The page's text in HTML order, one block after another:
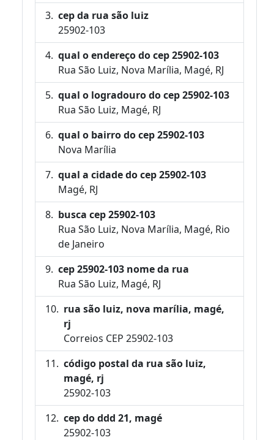
cep da rua são luiz
25902-103
qual o endereço do cep 25902-103
Rua São Luiz, Nova Marília, Magé, RJ
qual o logradouro do cep 25902-103
Rua São Luiz, Magé, RJ
qual o bairro do cep 25902-103
Nova Marília
qual a cidade do cep 25902-103
Magé, RJ
busca cep 25902-103
Rua São Luiz, Nova Marília, Magé, Rio
de Janeiro
cep 25902-103 nome da rua
Rua São Luiz, Magé, RJ
rua são luiz, nova marília, magé,
rj
Correios CEP 25902-103
código postal da rua são luiz,
magé, rj
25902-103
cep do ddd 21, magé
25902-103